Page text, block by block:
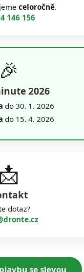
celoročně.
146 156
🎉
2026
do 30. 1. 2026
do 15. 4. 2026
📩
dotaz?
se slevou